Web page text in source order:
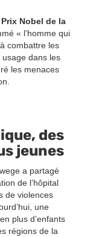
Prix Nobel de la
« l’homme qui
combattre les
dans les
les menaces
des
jeunes
a partagé
de l’hôpital
de violences
une
plus d’enfants
régions de la